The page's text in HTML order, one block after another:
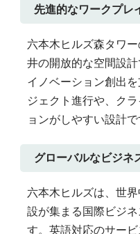
先進的なワークプレ
六本木ヒルズ森タワ
井の開放的な空間設
イノベーション創出
ジェクト進行や、ク
ョンがしやすい設計で
グローバルなビジネ
六本木ヒルズは、世
設が集まる国際ビジ
す。英語対応のサー